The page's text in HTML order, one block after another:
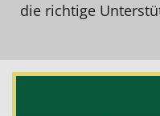
die richtige